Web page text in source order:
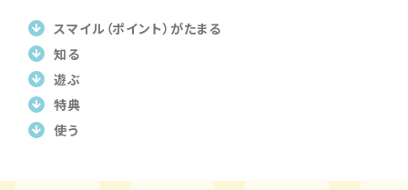
スマイル（ポイント）がたまる
知る
遊ぶ
特典
使う